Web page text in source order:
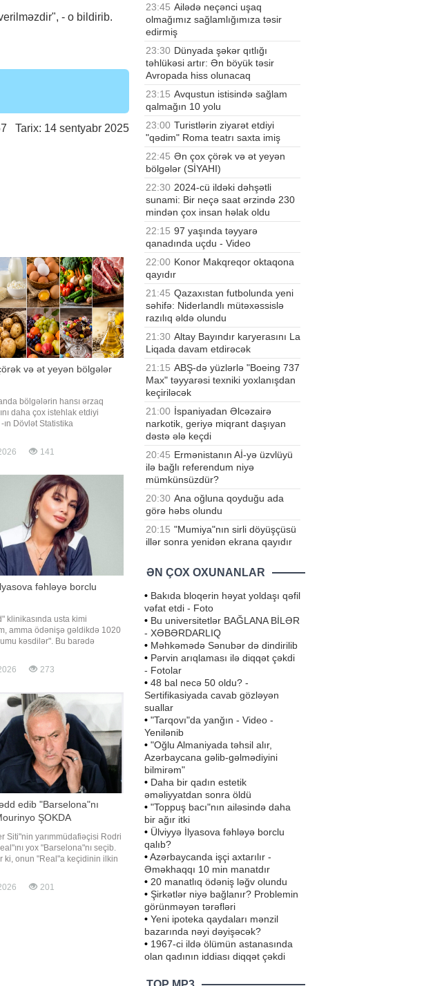
- o bildirib.
Tarix: 14 sentyabr 2025
və ət yeyən bölgələr
bölgələrin hansı ərzaq
daha çox istehlak etdiyi
-ın Dövlət Statistika
iqtisadi rayonlar üzrə qida
adambaşına istehlakında
məhsullarının (una
141
fəhləyə borclu
klinikasında usta kimi
amma ödənişə gəldikdə 1020
kəsdilər". Bu barədə
vətəndaş müraciət edib. Tibb
işləri gördüyünü deyən
barəsind
273
edib "Barselona"nı
ŞOKDA
Siti"nin yarımmüdafiəçisi Rodri
yox "Barselona"nı seçib.
ki, onun "Real"a keçidinin ilkin
məlum olub. Qeyd olunur ki,
sövdələşməyə 100 faiz razı
201
23:45 Ailədə neçənci uşaq
olmağımız sağlamlığımıza təsir
edirmiş
23:30 Dünyada şəkər qıtlığı
təhlükəsi artır: Ən böyük təsir
Avropada hiss olunacaq
23:15 Avqustun istisində sağlam
qalmağın 10 yolu
23:00 Turistlərin ziyarət etdiyi
"qədim" Roma teatrı saxta imiş
22:45 Ən çox çörək və ət yeyən
bölgələr (SİYAHI)
22:30 2024-cü ildəki dəhşətli
sunami: Bir neçə saat ərzində 230
mindən çox insan həlak oldu
22:15 97 yaşında təyyarə
qanadında uçdu - Video
22:00 Konor Makqreqor oktaqona
qayıdır
21:45 Qazaxıstan futbolunda yeni
səhifə: Niderlandlı mütəxəssislə
razılıq əldə olundu
21:30 Altay Bayındır karyerasını La
Liqada davam etdirəcək
21:15 ABŞ-də yüzlərlə "Boeing 737
Max" təyyarəsi texniki yoxlanışdan
keçiriləcək
21:00 İspaniyadan Əlcəzairə
narkotik, geriyə miqrant daşıyan
dəstə ələ keçdi
20:45 Ermənistanın Aİ-yə üzvlüyü
ilə bağlı referendum niyə
mümkünsüzdür?
20:30 Ana oğluna qoyduğu ada
görə həbs olundu
20:15 "Mumiya"nın sirli döyüşçüsü
illər sonra yenidən ekrana qayıdır
ƏN ÇOX OXUNANLAR
• Bakıda bloqerin həyat yoldaşı qəfil
vəfat etdi - Foto
• Bu universitetlər BAĞLANA BİLƏR
- XƏBƏRDARLIQ
• Məhkəmədə Sənubər də dindirilib
• Pərvin arıqlaması ilə diqqət çəkdi
- Fotolar
• 48 bal necə 50 oldu? -
Sertifikasiyada cavab gözləyən
suallar
• "Tarqovı"da yanğın - Video -
Yenilənib
• "Oğlu Almaniyada təhsil alır,
Azərbaycana gəlib-gəlmədiyini
bilmirəm"
• Daha bir qadın estetik
əməliyyatdan sonra öldü
• "Toppuş bacı"nın ailəsində daha
bir ağır itki
• Ülviyyə İlyasova fəhləyə borclu
qalıb?
•Azərbaycanda işçi axtarılır -
Əməkhaqqı 10 min manatdır
• 20 manatlıq ödəniş ləğv olundu
• Şirkətlər niyə bağlanır? Problemin
görünməyən tərəfləri
• Yeni ipoteka qaydaları mənzil
bazarında nəyi dəyişəcək?
• 1967-ci ildə ölümün astanasında
olan qadının iddiası diqqət çəkdi